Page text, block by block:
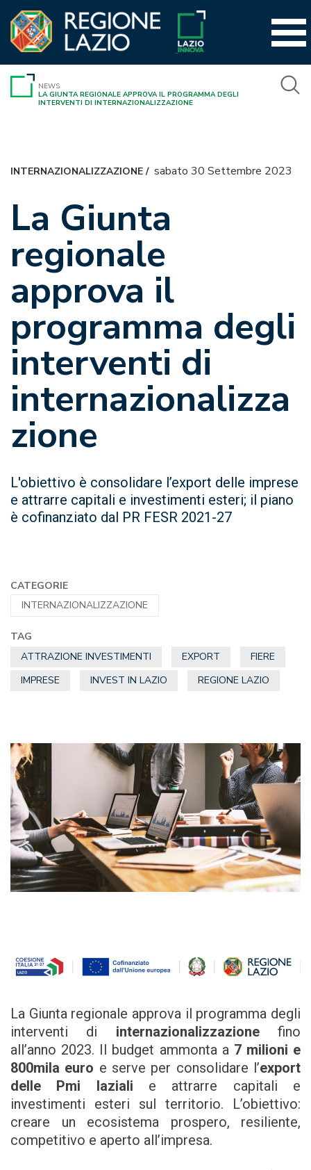
contenuto
NEWS
LA GIUNTA REGIONALE APPROVA IL PROGRAMMA DEGLI
INTERVENTI DI INTERNAZIONALIZZAZIONE
INTERNAZIONALIZZAZIONE/ sabato 30 Settembre 2023
La Giunta
regionale
approva il
programma degli
interventi di
internazionalizza
zione
L'obiettivo è consolidare l’export delle imprese
e attrarre capitali e investimenti esteri; il piano
è cofinanziato dal PR FESR 2021-27
CATEGORIE
INTERNAZIONALIZZAZIONE
TAG
ATTRAZIONE INVESTIMENTI
EXPORT
FIERE
IMPRESE
INVEST IN LAZIO REGIONE LAZIO
La Giunta regionale approva il programma degli
interventi di internazionalizzazionefino
all’anno 2023. Il budget ammonta a 7 milioni e
800mila euro e serve per consolidare l’export
delle Pmi laziali e attrarre capitali e
investimenti esteri sul territorio. L’obiettivo:
creare un ecosistema prospero, resiliente,
competitivo e aperto all’impresa.